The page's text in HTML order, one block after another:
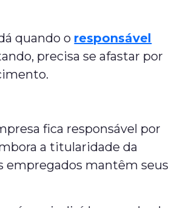
quando o responsável
precisa se afastar por
fica responsável por
a titularidade da
empregados mantêm seus